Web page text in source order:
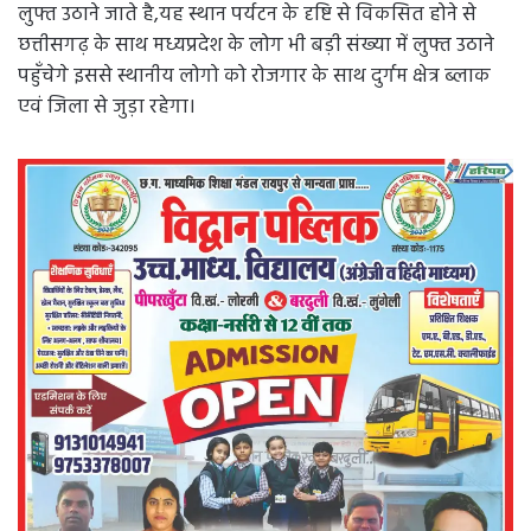
लुफ्त उठाने जाते है,यह स्थान पर्यटन के दृष्टि से विकसित होने से
छत्तीसगढ़ के साथ मध्यप्रदेश के लोग भी बड़ी संख्या में लुफ्त उठाने
पहुँचेगे इससे स्थानीय लोगो को रोजगार के साथ दुर्गम क्षेत्र ब्लाक
एवं जिला से जुड़ा रहेगा।